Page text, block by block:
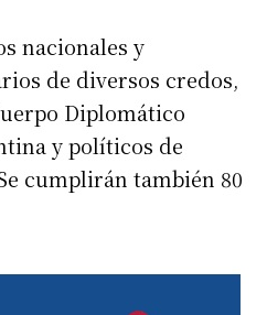
nacionales y
de diversos credos,
Diplomático
y políticos de
cumplirán también 80